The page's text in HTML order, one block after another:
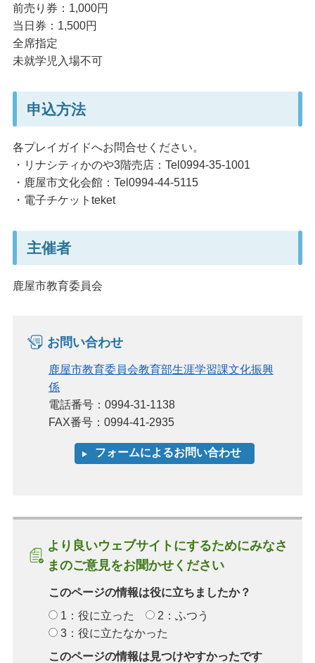
前売り券：1,000円
当日券：1,500円
全席指定
未就学児入場不可
申込方法
各プレイガイドへお問合せください。
・リナシティかのや3階売店：Tel0994-35-1001
・鹿屋市文化会館：Tel0994-44-5115
・電子チケットteket
主催者
鹿屋市教育委員会
お問い合わせ
鹿屋市教育委員会教育部生涯学習課文化振興
係
電話番号：0994-31-1138
FAX番号：0994-41-2935
より良いウェブサイトにするためにみなさ
まのご意見をお聞かせください
このページの情報は役に立ちましたか？
1：役に立った
2：ふつう
3：役に立たなかった
このページの情報は見つけやすかったです